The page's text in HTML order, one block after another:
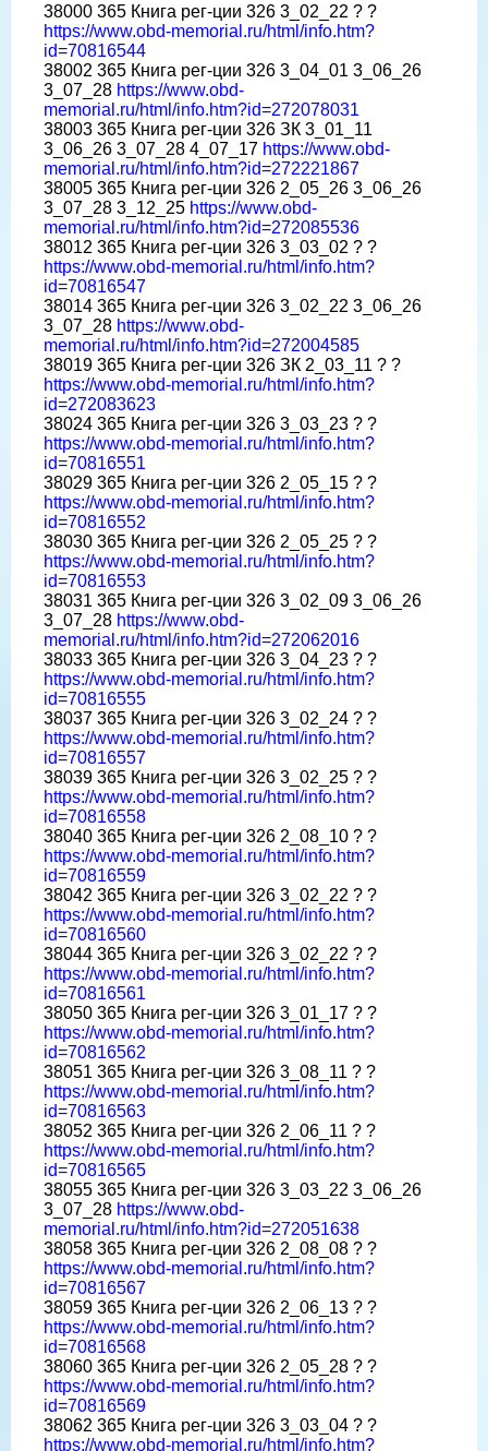
38000 365 Книга рег-ции 326 3_02_22 ? ?
https://www.obd-memorial.ru/html/info.htm?
id=70816544
38002 365 Книга рег-ции 326 3_04_01 3_06_26
3_07_28 https://www.obd-
memorial.ru/html/info.htm?id=272078031
38003 365 Книга рег-ции 326 ЗК 3_01_11
3_06_26 3_07_28 4_07_17 https://www.obd-
memorial.ru/html/info.htm?id=272221867
38005 365 Книга рег-ции 326 2_05_26 3_06_26
3_07_28 3_12_25 https://www.obd-
memorial.ru/html/info.htm?id=272085536
38012 365 Книга рег-ции 326 3_03_02 ? ?
https://www.obd-memorial.ru/html/info.htm?
id=70816547
38014 365 Книга рег-ции 326 3_02_22 3_06_26
3_07_28 https://www.obd-
memorial.ru/html/info.htm?id=272004585
38019 365 Книга рег-ции 326 ЗК 2_03_11 ? ?
https://www.obd-memorial.ru/html/info.htm?
id=272083623
38024 365 Книга рег-ции 326 3_03_23 ? ?
https://www.obd-memorial.ru/html/info.htm?
id=70816551
38029 365 Книга рег-ции 326 2_05_15 ? ?
https://www.obd-memorial.ru/html/info.htm?
id=70816552
38030 365 Книга рег-ции 326 2_05_25 ? ?
https://www.obd-memorial.ru/html/info.htm?
id=70816553
38031 365 Книга рег-ции 326 3_02_09 3_06_26
3_07_28 https://www.obd-
memorial.ru/html/info.htm?id=272062016
38033 365 Книга рег-ции 326 3_04_23 ? ?
https://www.obd-memorial.ru/html/info.htm?
id=70816555
38037 365 Книга рег-ции 326 3_02_24 ? ?
https://www.obd-memorial.ru/html/info.htm?
id=70816557
38039 365 Книга рег-ции 326 3_02_25 ? ?
https://www.obd-memorial.ru/html/info.htm?
id=70816558
38040 365 Книга рег-ции 326 2_08_10 ? ?
https://www.obd-memorial.ru/html/info.htm?
id=70816559
38042 365 Книга рег-ции 326 3_02_22 ? ?
https://www.obd-memorial.ru/html/info.htm?
id=70816560
38044 365 Книга рег-ции 326 3_02_22 ? ?
https://www.obd-memorial.ru/html/info.htm?
id=70816561
38050 365 Книга рег-ции 326 3_01_17 ? ?
https://www.obd-memorial.ru/html/info.htm?
id=70816562
38051 365 Книга рег-ции 326 3_08_11 ? ?
https://www.obd-memorial.ru/html/info.htm?
id=70816563
38052 365 Книга рег-ции 326 2_06_11 ? ?
https://www.obd-memorial.ru/html/info.htm?
id=70816565
38055 365 Книга рег-ции 326 3_03_22 3_06_26
3_07_28 https://www.obd-
memorial.ru/html/info.htm?id=272051638
38058 365 Книга рег-ции 326 2_08_08 ? ?
https://www.obd-memorial.ru/html/info.htm?
id=70816567
38059 365 Книга рег-ции 326 2_06_13 ? ?
https://www.obd-memorial.ru/html/info.htm?
id=70816568
38060 365 Книга рег-ции 326 2_05_28 ? ?
https://www.obd-memorial.ru/html/info.htm?
id=70816569
38062 365 Книга рег-ции 326 3_03_04 ? ?
https://www.obd-memorial.ru/html/info.htm?